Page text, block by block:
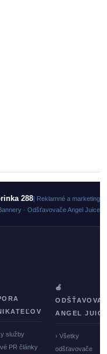
288| Reklamné a
· Odšťavovače Angel Juicer
služby
PR články
🍏
ANGEL
› Všetky
odšťavovače